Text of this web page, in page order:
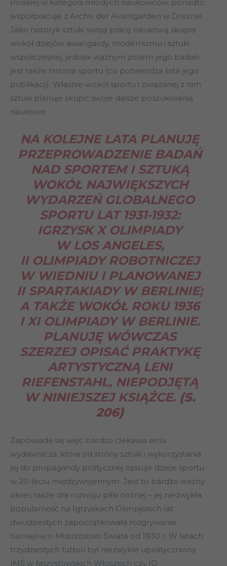
Polskiej w kategorii młodych naukowców, ponadto
współpracuje z Archiv der Avantgarden w Dreźnie.
Jako historyk sztuki swoją pracę naukową skupia
wokół dziejów awangardy, modernizmu i sztuki
współczesnej, jednak ważnym polem jego badań
jest także historia sportu (co potwierdza lista jego
publikacji). Właśnie wokół sportu i związanej z nim
sztuki planuje skupić swoje dalsze poszukiwania
naukowe:
NA KOLEJNE LATA PLANUJĘ
PRZEPROWADZENIE BADAŃ
NAD SPORTEM I SZTUKĄ
WOKÓŁ NAJWIĘKSZYCH
WYDARZEŃ GLOBALNEGO
SPORTU LAT 1931-1932:
IGRZYSK X OLIMPIADY
W LOS ANGELES,
II OLIMPIADY ROBOTNICZEJ
W WIEDNIU I PLANOWANEJ
II SPARTAKIADY W BERLINIE;
A TAKŻE WOKÓŁ ROKU 1936
I XI OLIMPIADY W BERLINIE.
PLANUJĘ WÓWCZAS
SZERZEJ OPISAĆ PRAKTYKĘ
ARTYSTYCZNĄ LENI
RIEFENSTAHL, NIEPODJĘTĄ
W NINIEJSZEJ KSIĄŻCE.(S.
206)
Zapowiada się więc bardzo ciekawa seria
wydawnicza, która od strony sztuki i wykorzystania
jej do propagandy politycznej opisuje dzieje sportu
w 20-leciu międzywojennym. Jest to bardzo ważny
okres także dla rozwoju piłki nożnej – jej niezwykła
popularność na Igrzyskach Olimpijskich lat
dwudziestych zapoczątkowała rozgrywanie
turniejów o Mistrzostwo Świata od 1930 r. W latach
trzydziestych futbol był niezwykle upolityczniony
(MŚ w faszystowskich Włoszech czy IO